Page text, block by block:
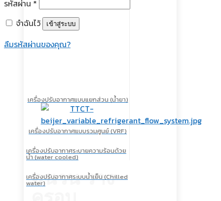
เครื่องปรับอากาศแบบแยกส่วน (น้ำยา)
เครื่องปรับอากาศแบบรวมศูนย์ (VRF)
เครื่องปรับอากาศระบายความร้อนด้วย
น้ำ (water cooled)
เครื่องปรับอากาศระบบน้ำเย็น (Chilled
water)
ฉนวน ราง
รหัสผ่าน *
จำฉันไว้
เข้าสู่ระบบ
ลืมรหัสผ่านของคุณ?